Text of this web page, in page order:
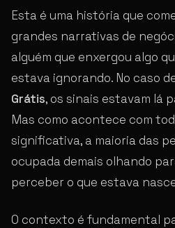
Esta é uma história que
grandes narrativas de
alguém que enxergou algo
estava ignorando. No caso
Grátis, os sinais estavam lá
Mas como acontece com
significativa, a maioria das
ocupada demais olhando
perceber o que estava
O contexto é fundamental